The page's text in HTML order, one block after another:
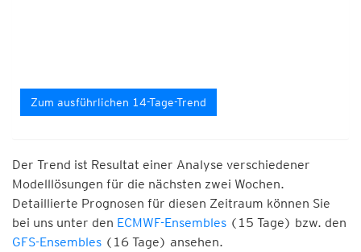
Zum ausführlichen 14-Tage-Trend
Der Trend ist Resultat einer Analyse verschiedener
Modelllösungen für die nächsten zwei Wochen.
Detaillierte Prognosen für diesen Zeitraum können Sie
bei uns unter den ECMWF-Ensembles (15 Tage) bzw. den
GFS-Ensembles (16 Tage) ansehen.